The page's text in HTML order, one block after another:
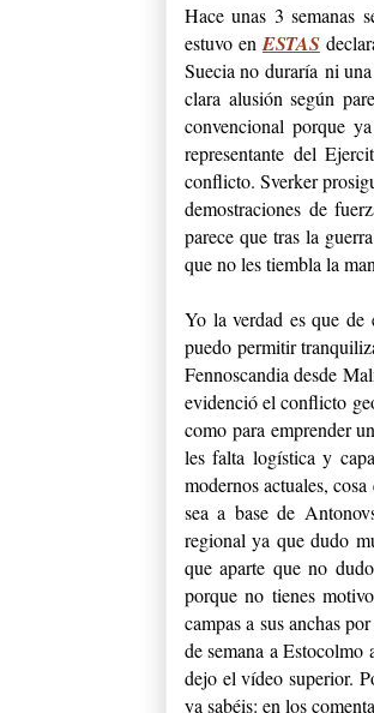
Hace unas 3 semanas
estuvo en ESTAS
Suecia no duraría ni
clara alusión según
convencional porque
representante del
conflicto. Sverker
demostraciones de
parece que tras la
que no les tiembla la
Yo la verdad es que de
puedo permitir
Fennoscandia desde
evidenció el conflicto
como para emprender
les falta logística y
modernos actuales,
sea a base de
regional ya que dudo
que aparte que no
porque no tienes
campas a sus anchas
de semana a Estocolmo
dejo el vídeo superior.
ya sabéis: en los